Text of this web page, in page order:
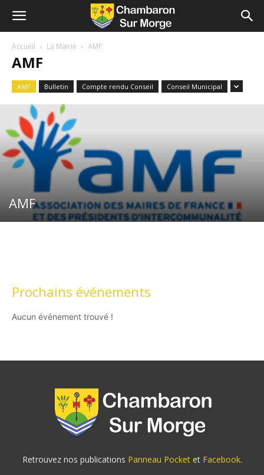
Accueil La Mairie AMF
AMF
AMF Bulletin Compte rendu Conseil Conseil Municipal
AMF
Prochains événements
Aucun événement trouvé !
Retrouvez nos publications Panneau Pocketet Facebook.